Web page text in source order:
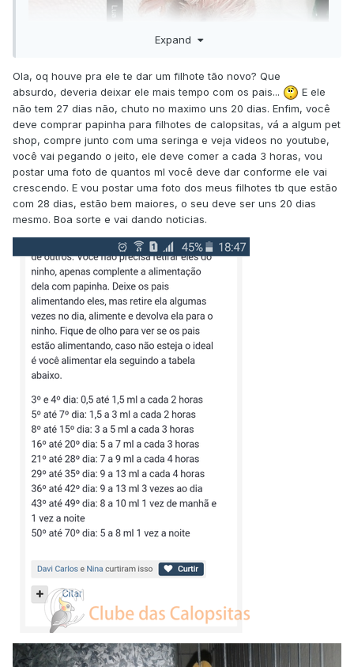
Expand
Ola, oq houve pra ele te dar um filhote tão novo? Que
absurdo, deveria deixar ele mais tempo com os pais...
E ele
não tem 27 dias não, chuto no maximo uns 20 dias. Enfim, você
deve comprar papinha para filhotes de calopsitas, vá a algum pet
shop, compre junto com uma seringa e veja videos no youtube,
você vai pegando o jeito, ele deve comer a cada 3 horas, vou
postar uma foto de quantos ml você deve dar conforme ele vai
crescendo. E vou postar uma foto dos meus filhotes tb que estão
com 28 dias, estão bem maiores, o seu deve ser uns 20 dias
mesmo. Boa sorte e vai dando noticias.